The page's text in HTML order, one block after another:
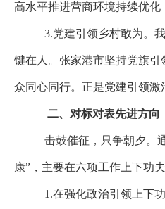
高水平推进营商环境持续优
3.党建引领乡村敢为。
键在人。张家港市坚持党旗
众同心同行。正是党建引领
二、对标对表先进方向
击鼓催征，只争朝夕。
康”，主要在六项工作上下功
1.在强化政治引领上下功